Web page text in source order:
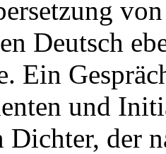
Deutsch
Ein
und
Dichter, der